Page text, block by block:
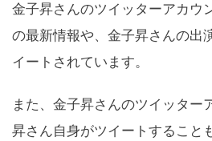
金子昇さんのツイッターアカウ
の最新情報や、金子昇さんの出
イートされています。
また、金子昇さんのツイッター
昇さん自身がツイートすること